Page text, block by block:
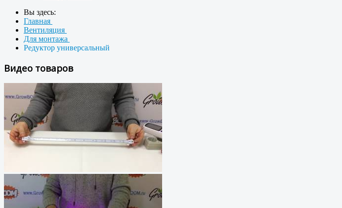
Вы здесь:
Главная
Вентиляция
Для монтажа
Редуктор универсальный
Видео товаров